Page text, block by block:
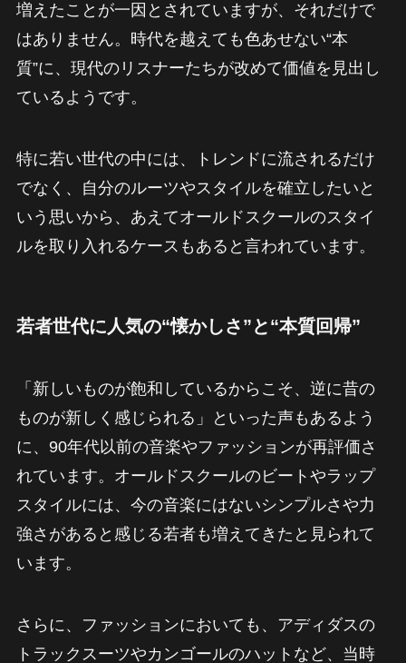
増えたことが一因とされていますが、それだけで
はありません。時代を越えても色あせない“本
質”に、現代のリスナーたちが改めて価値を見出し
ているようです。
特に若い世代の中には、トレンドに流されるだけ
でなく、自分のルーツやスタイルを確立したいと
いう思いから、あえてオールドスクールのスタイ
ルを取り入れるケースもあると言われています。
若者世代に人気の“懐かしさ”と“本質回帰”
「新しいものが飽和しているからこそ、逆に昔の
ものが新しく感じられる」といった声もあるよう
に、90年代以前の音楽やファッションが再評価さ
れています。オールドスクールのビートやラップ
スタイルには、今の音楽にはないシンプルさや力
強さがあると感じる若者も増えてきたと見られて
います。
さらに、ファッションにおいても、アディダスの
トラックスーツやカンゴールのハットなど、当時